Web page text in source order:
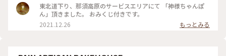
東北道下り、那須高原のサービスエリアにて 「神様ちゃんぽ
ん」頂きました。 おみくじ付きです。
2021.12.26
もっとみる